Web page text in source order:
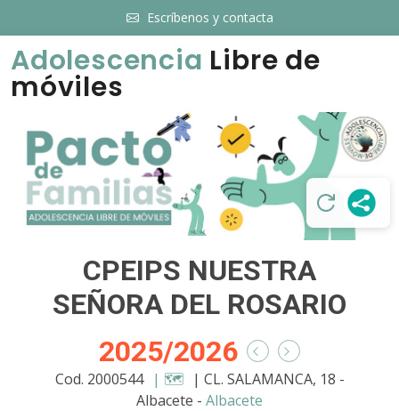
Escríbenos y contacta
Adolescencia Libre de
móviles
CPEIPS NUESTRA
SEÑORA DEL ROSARIO
2025/2026
Cod. 2000544 | 🗺️ | CL. SALAMANCA, 18 -
Albacete - Albacete